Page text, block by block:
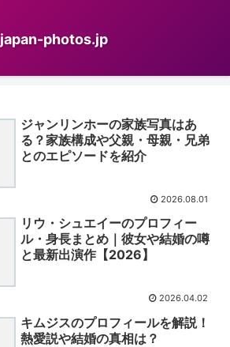
japan-photos.jp
ジャンリンホーの家族写真はあ
る？家族構成や父親・母親・兄弟
とのエピソードを紹介
2026.08.01
リウ・シュエイーのプロフィー
ル・身長まとめ｜彼女や結婚の噂
と最新出演作【2026】
2026.04.02
キムジスのプロフィールを解説！
熱愛説や結婚の真相は？